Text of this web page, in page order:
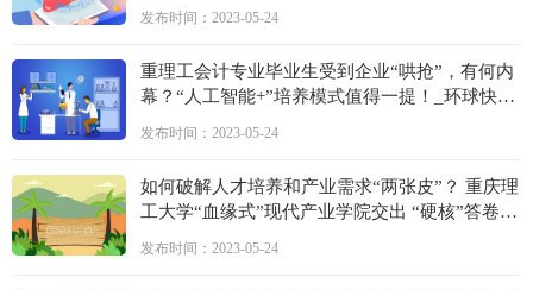
发布时间：2023-05-24
重理工会计专业毕业生受到企业“哄抢”，有何内
幕？“人工智能+”培养模式值得一提！_环球快资
发布时间：2023-05-24
如何破解人才培养和产业需求“两张皮”？ 重庆理
工大学“血缘式”现代产业学院交出 “硬核”答卷-
发布时间：2023-05-24